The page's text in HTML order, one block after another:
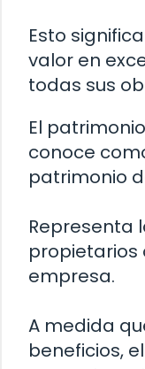
Esto
valor en
todas sus
El
conoce
patrimonio
Representa
propietarios
empresa.
A medida
beneficios,